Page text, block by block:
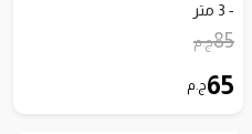
- 3 متر
85ج.م
65ج.م